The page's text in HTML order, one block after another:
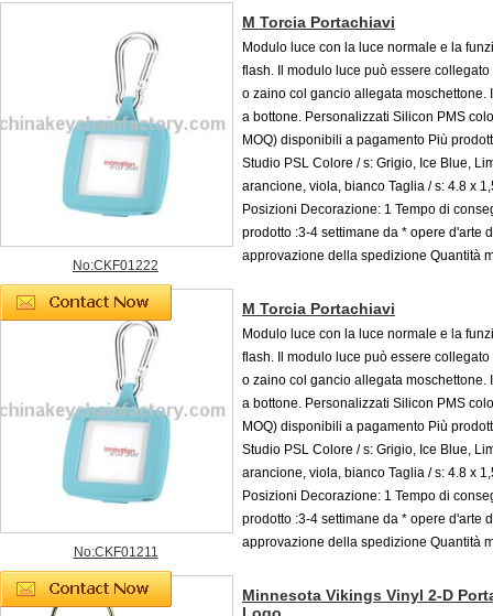
No:CKF01222
M Torcia Portachiavi
Modulo luce con la luce normale e la
flash. Il modulo luce può essere
o zaino col gancio allegata moschettone.
a bottone. Personalizzati Silicon PMS
MOQ) disponibili a pagamento Più
Studio PSL Colore / s: Grigio, Ice Blue,
arancione, viola, bianco Taglia / s: 4.8 x
Posizioni Decorazione: 1 Tempo di
prodotto :3-4 settimane da * opere d'arte
approvazione della spedizione Quantità
No:CKF01211
M Torcia Portachiavi
Modulo luce con la luce normale e la
flash. Il modulo luce può essere
o zaino col gancio allegata moschettone.
a bottone. Personalizzati Silicon PMS
MOQ) disponibili a pagamento Più
Studio PSL Colore / s: Grigio, Ice Blue,
arancione, viola, bianco Taglia / s: 4.8 x
Posizioni Decorazione: 1 Tempo di
prodotto :3-4 settimane da * opere d'arte
approvazione della spedizione Quantità
Minnesota Vikings Vinyl 2-D